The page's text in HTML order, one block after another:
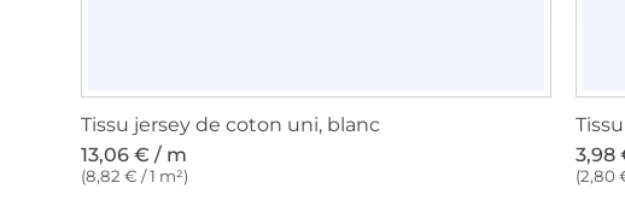
Tissu jersey de coton uni, blanc
13,06 € / m
(8,82 € / 1 m²)
3,98
(2,80